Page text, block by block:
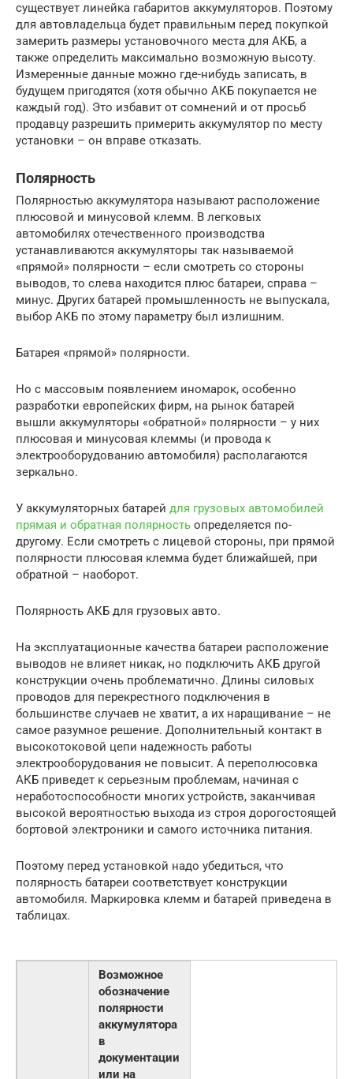
существует линейка габаритов аккумуляторов. Поэтому
для автовладельца будет правильным перед покупкой
замерить размеры установочного места для АКБ, а
также определить максимально возможную высоту.
Измеренные данные можно где-нибудь записать, в
будущем пригодятся (хотя обычно АКБ покупается не
каждый год). Это избавит от сомнений и от просьб
продавцу разрешить примерить аккумулятор по месту
установки – он вправе отказать.
Полярность
Полярностью аккумулятора называют расположение
плюсовой и минусовой клемм. В легковых
автомобилях отечественного производства
устанавливаются аккумуляторы так называемой
«прямой» полярности – если смотреть со стороны
выводов, то слева находится плюс батареи, справа –
минус. Других батарей промышленность не выпускала,
выбор АКБ по этому параметру был излишним.
Батарея «прямой» полярности.
Но с массовым появлением иномарок, особенно
разработки европейских фирм, на рынок батарей
вышли аккумуляторы «обратной» полярности – у них
плюсовая и минусовая клеммы (и провода к
электрооборудованию автомобиля) располагаются
зеркально.
У аккумуляторных батарей для грузовых автомобилей
прямая и обратная полярность определяется по-
другому. Если смотреть с лицевой стороны, при прямой
полярности плюсовая клемма будет ближайшей, при
обратной – наоборот.
Полярность АКБ для грузовых авто.
На эксплуатационные качества батареи расположение
выводов не влияет никак, но подключить АКБ другой
конструкции очень проблематично. Длины силовых
проводов для перекрестного подключения в
большинстве случаев не хватит, а их наращивание – не
самое разумное решение. Дополнительный контакт в
высокотоковой цепи надежность работы
электрооборудования не повысит. А переполюсовка
АКБ приведет к серьезным проблемам, начиная с
неработоспособности многих устройств, заканчивая
высокой вероятностью выхода из строя дорогостоящей
бортовой электроники и самого источника питания.
Поэтому перед установкой надо убедиться, что
полярность батареи соответствует конструкции
автомобиля. Маркировка клемм и батарей приведена в
таблицах.
Возможное
обозначение
полярности
аккумулятора
в
документации
или на